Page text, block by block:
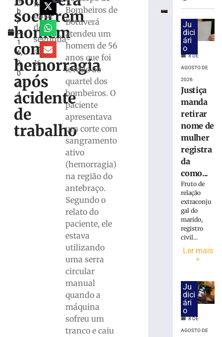
b
r
o
1
6,
2
0
2
4
socorrem
homem
com
hemorragia
após
acidente
de
trabalho
na
tarde
desta
segunda-
=feira
16
Bombeiros de
Botuverá
atendeu um
homem de 56
anos que foi
levado ao
quartel dos
bombeiros. O
paciente
apresentava
um corte com
sangramento
ativo
(hemorragia)
na região do
antebraço.
Segundo o
relato do
paciente, ele
estava
utilizando
uma serra
circular
manual
quando a
máquina
sofreu um
tranco e caiu
exige
bancárias
carro
apresentar
problemas
Homem
tropeça
calçada,
pista
Bento
Ju
dici
ári
o
8 DE
AGOSTO DE
2026
Justiça
manda
retirar
nome de
mulher
registra
da
como...
Fruto de
relação
extraconju
gal do
marido,
registro
civil...
Ler mais
»
Ju
dici
ári
o
8 DE
AGOSTO DE